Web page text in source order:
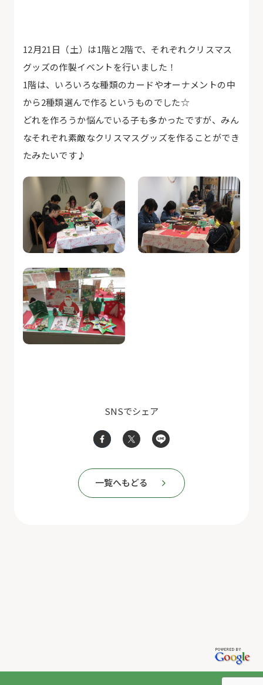
12月21日（土）は1階と2階で、それぞれクリスマス
グッズの作製イベントを行いました！
1階は、いろいろな種類のカードやオーナメントの中
から2種類選んで作るというものでした☆
どれを作ろうか悩んでいる子も多かったですが、みん
なそれぞれ素敵なクリスマスグッズを作ることができ
たみたいです♪
SNSでシェア
一覧へもどる